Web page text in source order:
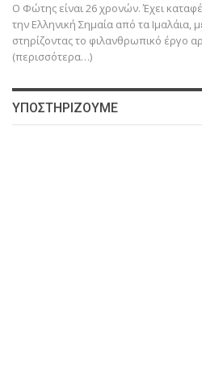
Ο Φώτης είναι 26 χρονών. Έχει
την Ελληνική Σημαία από τα Ιμαλάια,
στηρίζοντας το φιλανθρωπικό έργο
(περισσότερα…)
ΥΠΟΣΤΗΡΙΖΟΥΜΕ